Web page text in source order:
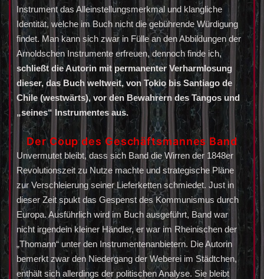
Instrument das Alleinstellungsmerkmal und klangliche
Identität, welche im Buch nicht die gebührende Würdigung
findet. Man kann sich zwar in Fülle an den Abbildungen der
Arnoldschen Instrumente erfreuen, dennoch finde ich,
schließt die Autorin mit permanenter Verharmlosung
dieser, das Buch weltweit, von Tokio bis Santiago de
Chile (westwärts), vor den Bewahrern des Tangos und
„seines“ Instrumentes aus.
Der Coup des Geschäftsmannes Band
Unvermutet bleibt, dass sich Band die Wirren der 1848er
Revolutionszeit zu Nutze machte und strategische Pläne
zur Verschleierung seiner Lieferketten schmiedet. Just in
dieser Zeit spukt das Gespenst des Kommunismus durch
Europa. Ausführlich wird im Buch ausgeführt, Band war
nicht irgendein kleiner Händler, er war im Rheinischen der
„Thomann“ unter den Instrumentenanbietern. Die Autorin
bemerkt zwar den Niedergang der Weberei im Städtchen,
enthält sich allerdings der politischen Analyse. Sie bleibt